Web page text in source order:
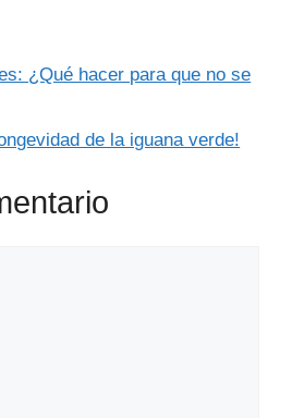
¿Qué hacer para que no se
de la iguana verde!